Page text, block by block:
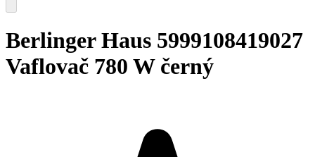
Berlinger Haus 5999108419027
Vaflovač 780 W černý